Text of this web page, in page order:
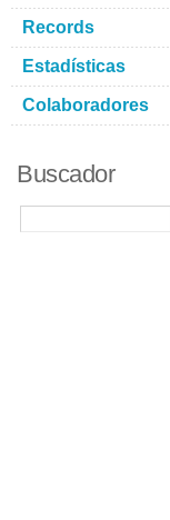
Records
Estadísticas
Colaboradores
Buscador